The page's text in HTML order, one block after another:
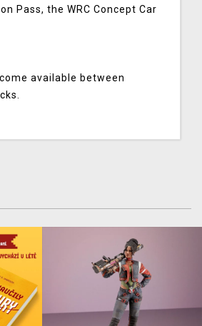
Pass, the WRC Concept Car
available between